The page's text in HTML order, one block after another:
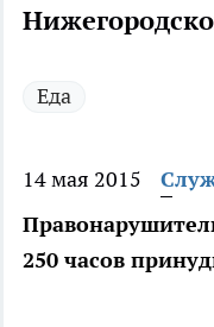
Еда
14 мая 2015
250 часов